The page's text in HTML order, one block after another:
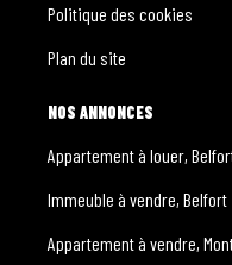
Politique des cookies
Plan du site
NOS ANNONCES
Appartement à louer,
Immeuble à vendre, Belfort
Appartement à vendre,